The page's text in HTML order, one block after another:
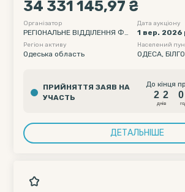
34 331 145,97 ₴
Організатор
РЕГІОНАЛЬНЕ ВІДДІЛЕННЯ ФО
НДУ ДЕРЖАВНОГО МАЙНА УК
РАЇНИ ПО ОДЕСЬКІЙ ТА МИКО
Дата аукціону
1 вер. 2026
Регіон активу
Одеська область
Населений
ОДЕСА,
ПРИЙНЯТТЯ ЗАЯВ НА
УЧАСТЬ
До кінця
2
2
2
2
днiв
0
0
ДЕТАЛЬНІШЕ